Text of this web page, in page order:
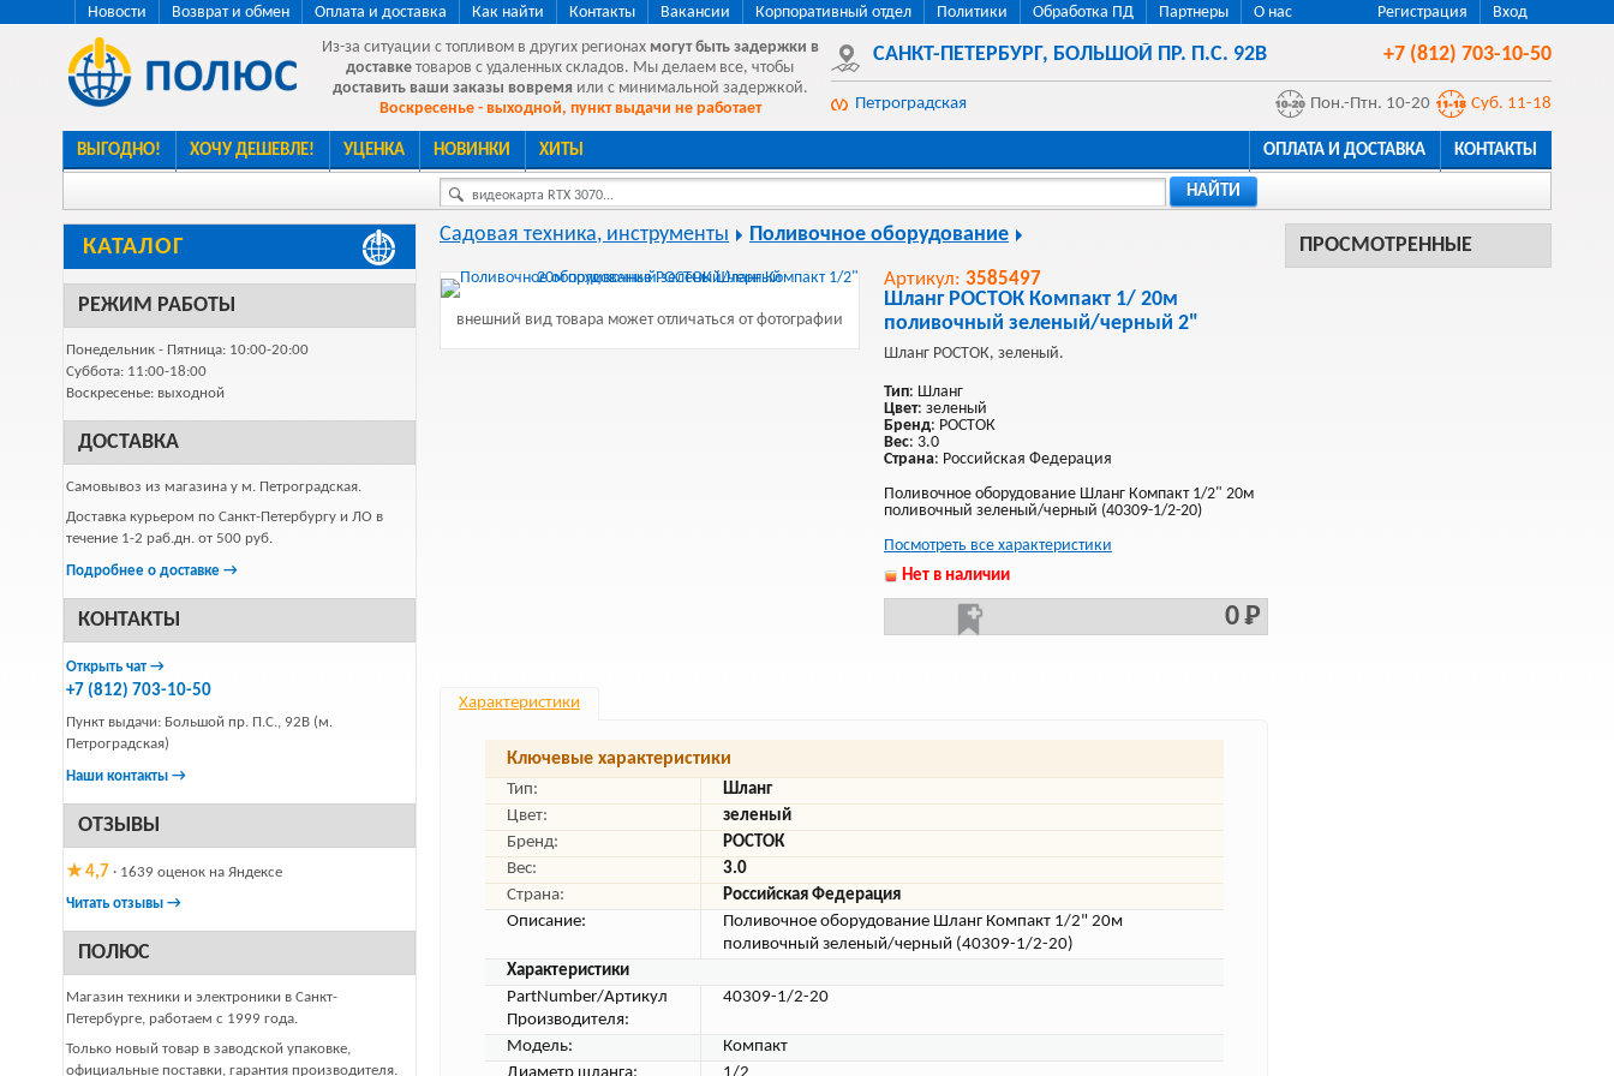
Регистрация Вход
Новости Возврат и обмен Оплата и доставка Как найти Контакты Вакансии Корпоративный отдел Политики Обработка ПД Партнеры
О нас
Из-за ситуации с топливом в других регионах могут быть задержки в
доставке товаров с удаленных складов. Мы делаем все, чтобы
доставить ваши заказы вовремя или с минимальной задержкой.
Воскресенье - выходной, пункт выдачи не работает
САНКТ-ПЕТЕРБУРГ, БОЛЬШОЙ ПР. П.С. 92В +7 (812) 703-10-50
Петроградская Пон.-Птн. 10-20 Суб. 11-18
ВЫГОДНО! ХОЧУ ДЕШЕВЛЕ! УЦЕНКА НОВИНКИ ХИТЫ ОПЛАТА И ДОСТАВКА КОНТАКТЫ
видеокарта RTX 3070... НАЙТИ
КАТАЛОГ
РЕЖИМ РАБОТЫ
Понедельник - Пятница: 10:00-20:00
Суббота: 11:00-18:00
Воскресенье: выходной
ДОСТАВКА
Самовывоз из магазина у м. Петроградская.
Доставка курьером по Санкт-Петербургу и ЛО в
течение 1-2 раб.дн. от 500 руб.
Подробнее о доставке →
КОНТАКТЫ
Открыть чат →
+7 (812) 703-10-50
Пункт выдачи: Большой пр. П.С., 92В (м.
Петроградская)
Наши контакты →
ОТЗЫВЫ
★ 4,7 · 1639 оценок на Яндексе
Читать отзывы →
ПОЛЮС
Магазин техники и электроники в Санкт-
Петербурге, работаем с 1999 года.
Только новый товар в заводской упаковке,
официальные поставки, гарантия производителя.
ПРОСМОТРЕННЫЕ
Садовая техника, инструменты Поливочное оборудование
внешний вид товара может отличаться от фотографии
Артикул: 3585497
Шланг РОСТОК Компакт 1/ 20м
поливочный зеленый/черный 2"
Шланг РОСТОК, зеленый.
Тип: Шланг
Цвет: зеленый
Бренд: РОСТОК
Вес: 3.0
Страна: Российская Федерация
Поливочное оборудование Шланг Компакт 1/2" 20м
поливочный зеленый/черный (40309-1/2-20)
Посмотреть все характеристики
Нет в наличии
0 Р
Характеристики
Ключевые характеристики
Тип:
Шланг
Цвет:
зеленый
Бренд:
РОСТОК
Вес:
3.0
Страна:
Российская Федерация
Описание:
Поливочное оборудование Шланг Компакт 1/2" 20м
поливочный зеленый/черный (40309-1/2-20)
Характеристики
PartNumber/Артикул
Производителя:
40309-1/2-20
Модель:
Компакт